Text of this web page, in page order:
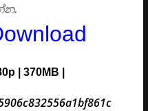
| 370MB |